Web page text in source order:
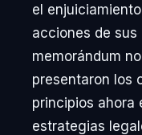
el
acciones de sus
memorándum
presentaron los
principios ahora
estrategias